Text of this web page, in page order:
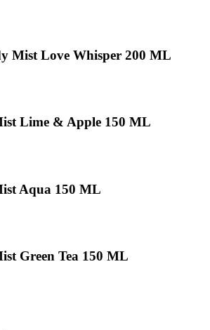
Mist Love Whisper 200 ML
Lime & Apple 150 ML
Aqua 150 ML
Green Tea 150 ML